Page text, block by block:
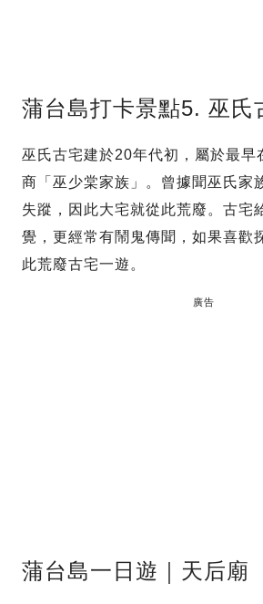
蒲台島打卡景點5. 巫氏
巫氏古宅建於20年代初，屬於最早
商「巫少棠家族」。曾據聞巫氏家
失蹤，因此大宅就從此荒廢。古宅
覺，更經常有鬧鬼傳聞，如果喜歡
此荒廢古宅一遊。
廣告
蒲台島一日遊｜天后廟